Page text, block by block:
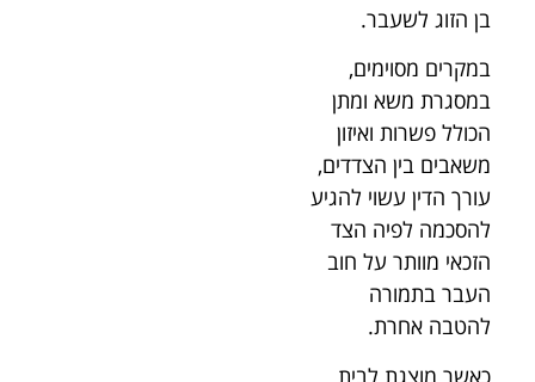
בן הזוג לשעבר.
במקרים מסוימים,
במסגרת משא ומתן
הכולל פשרות ואיזון
משאבים בין הצדדים,
עורך הדין עשוי להגיע
להסכמה לפיה הצד
הזכאי מוותר על חוב
העבר בתמורה
להטבה אחרת.
כאשר מוצגת לבית